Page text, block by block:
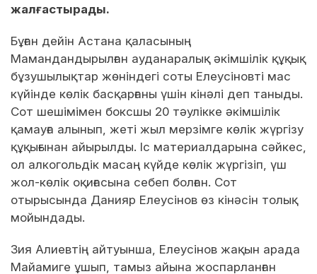
жалғастырады.
Бұған дейін Астана қаласының
Мамандандырылған ауданаралық әкімшілік құқық
бұзушылықтар жөніндегі соты Елеусіновті мас
күйінде көлік басқарғаны үшін кінәлі деп таныды.
Сот шешімімен боксшы 20 тәулікке әкімшілік
қамауға алынып, жеті жыл мерзімге көлік жүргізу
құқығынан айырылды. Іс материалдарына сәйкес,
ол алкогольдік масаң күйде көлік жүргізіп, үш
жол-көлік оқиғасына себеп болған. Сот
отырысында Данияр Елеусінов өз кінәсін толық
мойындады.
Зия Алиевтің айтуынша, Елеусінов жақын арада
Майамиге ұшып, тамыз айына жоспарланған